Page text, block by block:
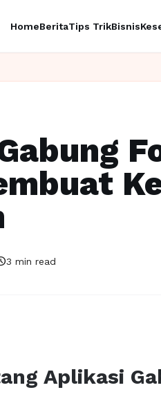
HomeBeritaTips TrikBisnis
3 min read
Aplikasi